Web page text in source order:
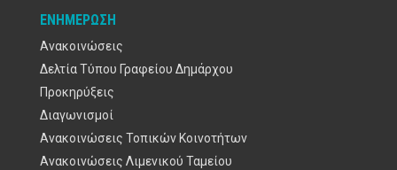
ΕΝΗΜΈΡΩΣΗ
Ανακοινώσεις
Δελτία Τύπου Γραφείου Δημάρχου
Προκηρύξεις
Διαγωνισμοί
Ανακοινώσεις Τοπικών Κοινοτήτων
Ανακοινώσεις Λιμενικού Ταμείου